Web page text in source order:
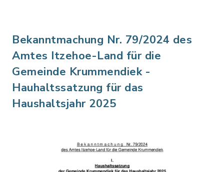
Bekanntmachung Nr. 79/2024 des
Amtes Itzehoe-Land für die
Gemeinde Krummendiek -
Hauhaltssatzung für das
Haushaltsjahr 2025